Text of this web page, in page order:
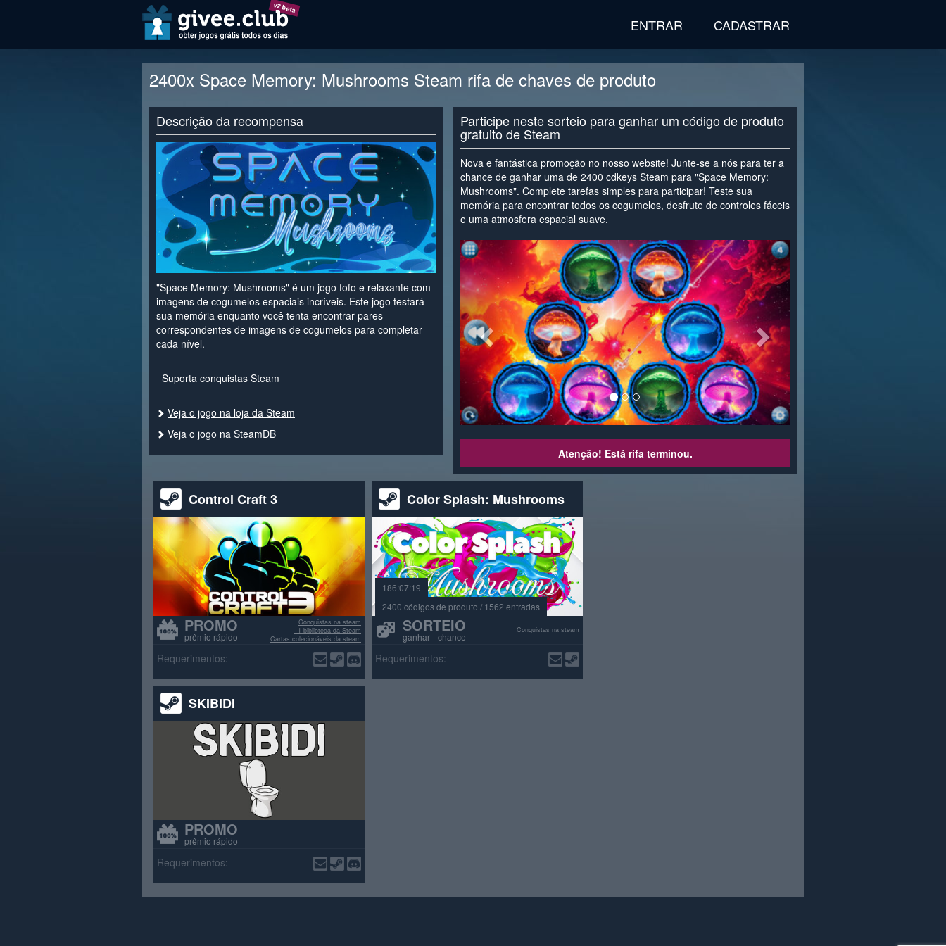
v2 beta
ENTRAR CADASTRAR
2400x Space Memory: Mushrooms Steam rifa de chaves de produto
Descrição da recompensa
"Space Memory: Mushrooms" é um jogo fofo e relaxante com
imagens de cogumelos espaciais incríveis. Este jogo testará
sua memória enquanto você tenta encontrar pares
correspondentes de imagens de cogumelos para completar
cada nível.
Suporta conquistas Steam
Veja o jogo na loja da Steam
Veja o jogo na SteamDB
Participe neste sorteio para ganhar um código de produto
gratuito de Steam
Nova e fantástica promoção no nosso website! Junte-se a nós para ter a
chance de ganhar uma de 2400 cdkeys Steam para "Space Memory:
Mushrooms". Complete tarefas simples para participar! Teste sua
memória para encontrar todos os cogumelos, desfrute de controles fáceis
e uma atmosfera espacial suave.
< >
Atenção! Está rifa terminou.
Control Craft 3
PROMO
prêmio rápido
Conquistas na steam
+1 biblioteca da Steam
Cartas colecionáveis da steam
Requerimentos:
Color Splash: Mushrooms
186:07:19
2400 códigos de produto / 1562 entradas
SORTEIO
ganhar chance
Conquistas na steam
Requerimentos:
SKIBIDI
PROMO
prêmio rápido
Requerimentos: